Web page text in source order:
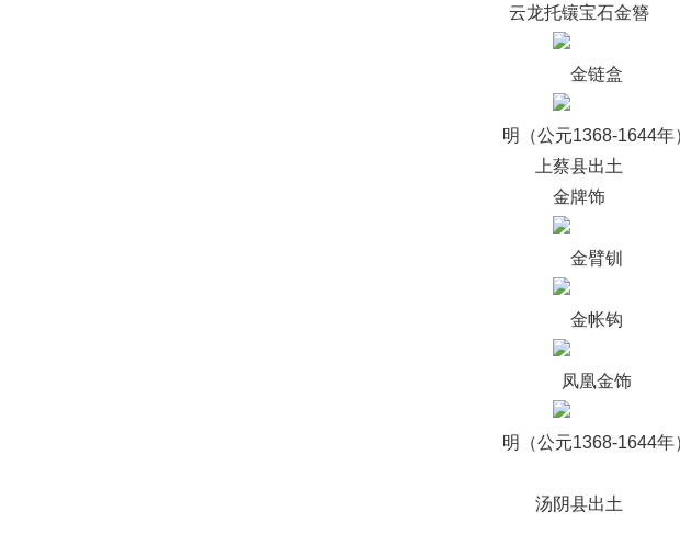
云龙托镶宝石金簪
金链盒
明（公元1368-1644年
上蔡县出土
金牌饰
金臂钏
金帐钩
凤凰金饰
明（公元1368-1644年
汤阴县出土